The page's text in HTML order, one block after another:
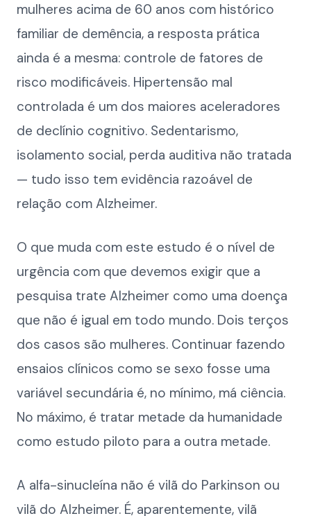
mulheres acima de 60 anos com histórico
familiar de demência, a resposta prática
ainda é a mesma: controle de fatores de
risco modificáveis. Hipertensão mal
controlada é um dos maiores aceleradores
de declínio cognitivo. Sedentarismo,
isolamento social, perda auditiva não tratada
— tudo isso tem evidência razoável de
relação com Alzheimer.
O que muda com este estudo é o nível de
urgência com que devemos exigir que a
pesquisa trate Alzheimer como uma doença
que não é igual em todo mundo. Dois terços
dos casos são mulheres. Continuar fazendo
ensaios clínicos como se sexo fosse uma
variável secundária é, no mínimo, má ciência.
No máximo, é tratar metade da humanidade
como estudo piloto para a outra metade.
A alfa-sinucleína não é vilã do Parkinson ou
vilã do Alzheimer. É, aparentemente, vilã